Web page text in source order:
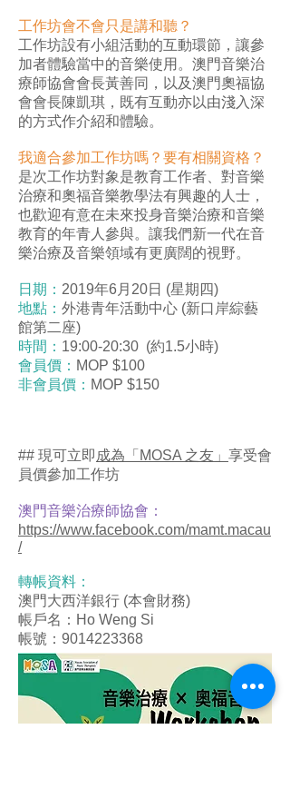
工作坊會不會只是講和聽？
工作坊設有小組活動的互動環節，讓參
加者體驗當中的音樂使用。澳門音樂治
療師協會會長黃善同，以及澳門奧福協
會會長陳凱琪，既有互動亦以由淺入深
的方式作介紹和體驗。
我適合參加工作坊嗎？要有相關資格？
是次工作坊對象是教育工作者、對音樂
治療和奧福音樂教學法有興趣的人士，
也歡迎有意在未來投身音樂治療和音樂
教育的年青人參與。讓我們新一代在音
樂治療及音樂領域有更廣闊的視野。
日期： 2019年6月20日 (星期四)
地點： 外港青年活動中心 (新口岸綜藝
館第二座)
時間： 19:00-20:30 (約1.5小時)
會員價： MOP $100
非會員價： MOP $150
## 現可立即 成為「MOSA 之友」 享受會
員價參加工作坊
澳門音樂治療師協會：
https://www.facebook.com/mamt.macau
/
轉帳資料：
澳門大西洋銀行 (本會財務)
帳戶名：Ho Weng Si
帳號：9014223368